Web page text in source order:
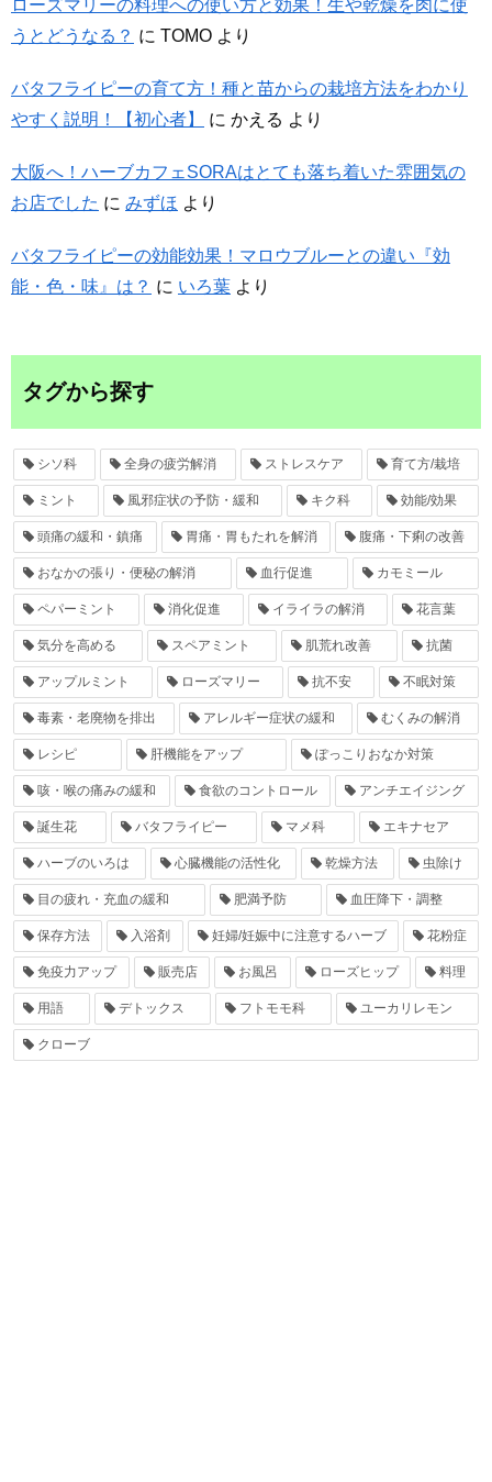
ローズマリーの料理への使い方と効果！生や乾燥を肉に使
うとどうなる？ に TOMO より
バタフライピーの育て方！種と苗からの栽培方法をわかり
やすく説明！【初心者】
に かえる より
大阪へ！ハーブカフェSORAはとても落ち着いた雰囲気の
お店でした に みずほ より
バタフライピーの効能効果！マロウブルーとの違い『効
能・色・味』は？ に いろ葉 より
タグから探す
シソ科 全身の疲労解消 ストレスケア 育て方/栽培
ミント 風邪症状の予防・緩和 キク科 効能/効果
頭痛の緩和・鎮痛 胃痛・胃もたれを解消 腹痛・下痢の改善
おなかの張り・便秘の解消 血行促進 カモミール
ペパーミント 消化促進 イライラの解消 花言葉
気分を高める スペアミント 肌荒れ改善 抗菌
アップルミント ローズマリー 抗不安 不眠対策
毒素・老廃物を排出 アレルギー症状の緩和 むくみの解消
レシピ 肝機能をアップ ぽっこりおなか対策
咳・喉の痛みの緩和 食欲のコントロール アンチエイジング
誕生花 バタフライピー マメ科 エキナセア
ハーブのいろは 心臓機能の活性化 乾燥方法 虫除け
目の疲れ・充血の緩和 肥満予防 血圧降下・調整
保存方法 入浴剤 妊婦/妊娠中に注意するハーブ 花粉症
免疫力アップ 販売店 お風呂 ローズヒップ 料理
用語 デトックス フトモモ科 ユーカリレモン
クローブ